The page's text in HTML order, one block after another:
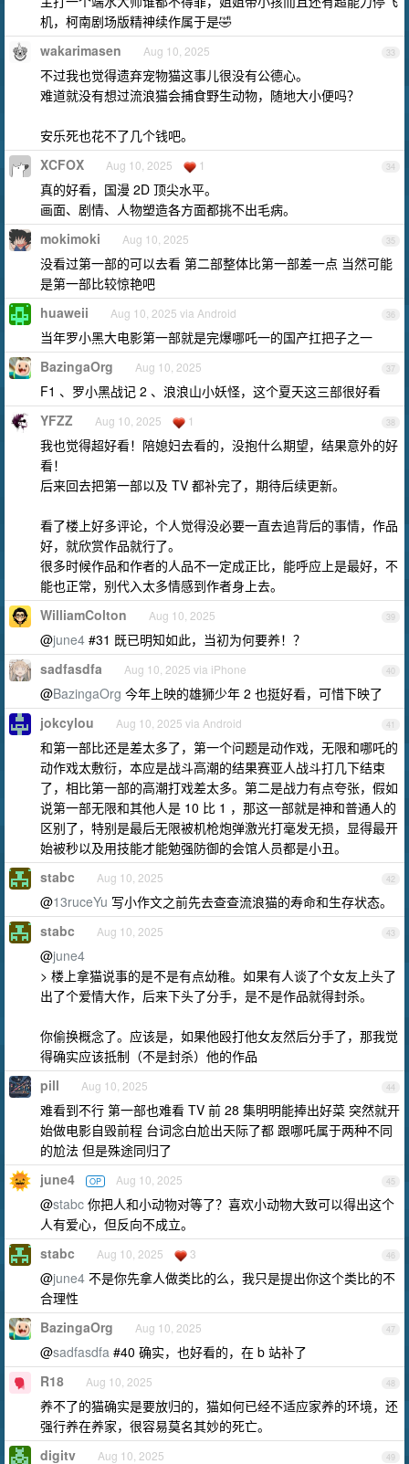
机，柯南剧场版精神续作属于是🤣
33
wakarimasen Aug 10, 2025
不过我也觉得遗弃宠物猫这事儿很没有公德心。
难道就没有想过流浪猫会捕食野生动物，随地大小便吗？
安乐死也花不了几个钱吧。
34
XCFOX Aug 10, 2025 1
真的好看，国漫 2D 顶尖水平。
画面、剧情、人物塑造各方面都挑不出毛病。
35
mokimoki Aug 10, 2025
没看过第一部的可以去看 第二部整体比第一部差一点 当然可能
是第一部比较惊艳吧
36
huaweii Aug 10, 2025 via Android
当年罗小黑大电影第一部就是完爆哪吒一的国产扛把子之一
37
BazingaOrg Aug 10, 2025
F1 、罗小黑战记 2 、浪浪山小妖怪，这个夏天这三部很好看
38
YFZZ Aug 10, 2025 1
我也觉得超好看！陪媳妇去看的，没抱什么期望，结果意外的好
看！
后来回去把第一部以及 TV 都补完了，期待后续更新。
看了楼上好多评论，个人觉得没必要一直去追背后的事情，作品
好，就欣赏作品就行了。
很多时候作品和作者的人品不一定成正比，能呼应上是最好，不
能也正常，别代入太多情感到作者身上去。
39
WilliamColton Aug 10, 2025
@june4 #31 既已明知如此，当初为何要养！？
40
sadfasdfa Aug 10, 2025 via iPhone
@BazingaOrg 今年上映的雄狮少年 2 也挺好看，可惜下映了
41
jokcylou Aug 10, 2025 via Android
和第一部比还是差太多了，第一个问题是动作戏，无限和哪吒的
动作戏太敷衍，本应是战斗高潮的结果赛亚人战斗打几下结束
了，相比第一部的高潮打戏差太多。第二是战力有点夸张，假如
说第一部无限和其他人是 10 比 1 ，那这一部就是神和普通人的
区别了，特别是最后无限被机枪炮弹激光打毫发无损，显得最开
始被秒以及用技能才能勉强防御的会馆人员都是小丑。
42
stabc Aug 10, 2025
@13ruceYu 写小作文之前先去查查流浪猫的寿命和生存状态。
43
stabc Aug 10, 2025
@june4
> 楼上拿猫说事的是不是有点幼稚。如果有人谈了个女友上头了
出了个爱情大作，后来下头了分手，是不是作品就得封杀。
你偷换概念了。应该是，如果他殴打他女友然后分手了，那我觉
得确实应该抵制（不是封杀）他的作品
44
pill Aug 10, 2025
难看到不行 第一部也难看 TV 前 28 集明明能捧出好菜 突然就开
始做电影自毁前程 台词念白尬出天际了都 跟哪吒属于两种不同
的尬法 但是殊途同归了
45
june4 OP Aug 10, 2025
@stabc 你把人和小动物对等了？喜欢小动物大致可以得出这个
人有爱心，但反向不成立。
46
stabc Aug 10, 2025 3
@june4 不是你先拿人做类比的么，我只是提出你这个类比的不
合理性
47
BazingaOrg Aug 10, 2025
@sadfasdfa #40 确实，也好看的，在 b 站补了
48
R18 Aug 10, 2025
养不了的猫确实是要放归的，猫如何已经不适应家养的环境，还
强行养在养家，很容易莫名其妙的死亡。
49
digitv Aug 10, 2025